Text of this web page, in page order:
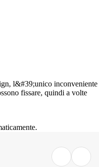
l&#39;unico inconveniente
fissare, quindi a volte